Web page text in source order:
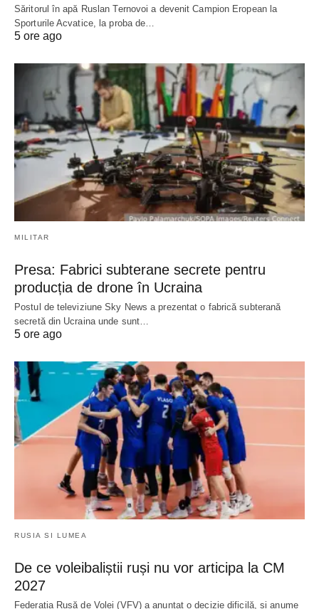
Săritorul în apă Ruslan Ternovoi a devenit Campion Eropean la
Sporturile Acvatice, la proba de…
5 ore ago
MILITAR
Presa: Fabrici subterane secrete pentru
producția de drone în Ucraina
Postul de televiziune Sky News a prezentat o fabrică subterană
secretă din Ucraina unde sunt…
5 ore ago
RUSIA SI LUMEA
De ce voleibaliștii ruși nu vor articipa la CM
2027
Federația Rusă de Volei (VFV) a anunțat o decizie dificilă, și anume